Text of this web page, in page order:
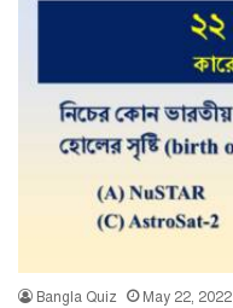
Bangla Quiz May 22, 2022